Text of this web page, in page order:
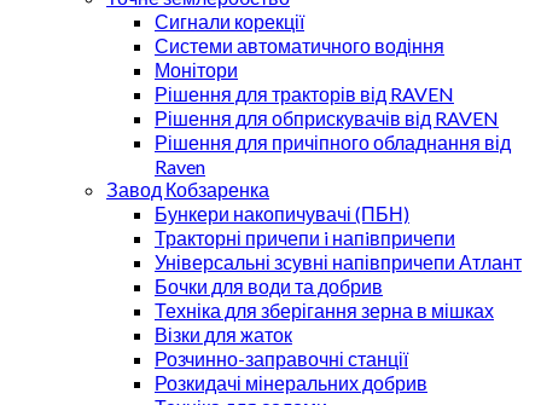
Сигнали корекції
Системи автоматичного водіння
Монітори
Рішення для тракторів від RAVEN
Рішення для обприскувачів від RAVEN
Рішення для причіпного обладнання від
Raven
Завод Кобзаренка
Бункери накопичувачі (ПБН)
Тракторні причепи i напiвпричепи
Універсальні зсувні напівпричепи Атлант
Бочки для води та добрив
Техніка для зберігання зерна в мішках
Візки для жаток
Розчинно-заправочні станції
Розкидачі мінеральних добрив